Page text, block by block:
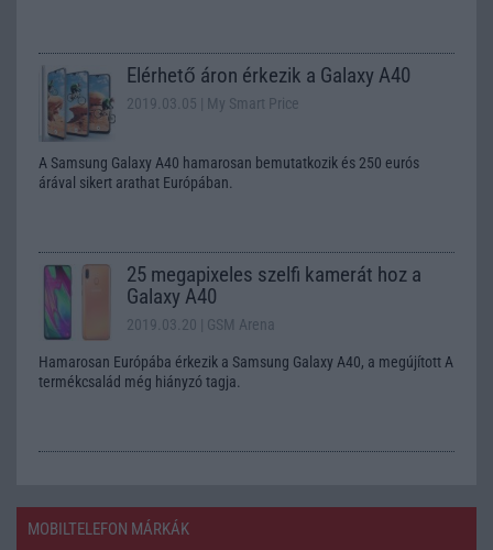
Elérhető áron érkezik a Galaxy A40
2019.03.05 | My Smart Price
A Samsung Galaxy A40 hamarosan bemutatkozik és 250 eurós
árával sikert arathat Európában.
25 megapixeles szelfi kamerát hoz a
Galaxy A40
2019.03.20 | GSM Arena
Hamarosan Európába érkezik a Samsung Galaxy A40, a megújított A
termékcsalád még hiányzó tagja.
MOBILTELEFON MÁRKÁK